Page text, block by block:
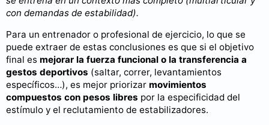
con demandas de estabilidad).
Para un entrenador o profesional de ejercicio, lo que se
puede extraer de estas conclusiones es que si el objetivo
final es mejorar la fuerza funcional o la transferencia a
gestos deportivos (saltar, correr, levantamientos
específicos…), es mejor priorizar movimientos
compuestos con pesos libres por la especificidad del
estímulo y el reclutamiento de estabilizadores.